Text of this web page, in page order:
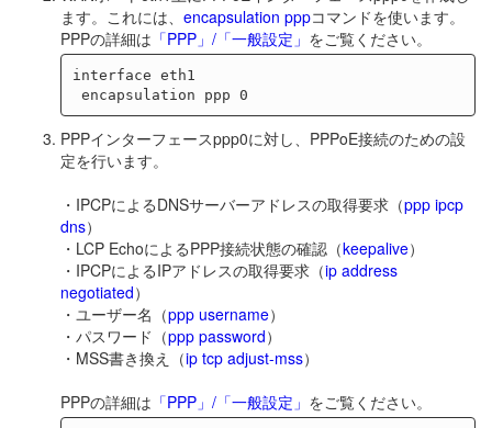
ます。これには、 encapsulation pppコマンドを使います。
PPPの詳細は 「PPP」/「一般設定」 をご覧ください。
interface eth1
PPPインターフェースppp0に対し、PPPoE接続のための設
定を行います。
・IPCPによるDNSサーバーアドレスの取得要求（ppp ipcp
dns）
・LCP EchoによるPPP接続状態の確認（keepalive）
・IPCPによるIPアドレスの取得要求（ip address
negotiated）
・ユーザー名（ppp username）
・パスワード（ppp password）
・MSS書き換え（ip tcp adjust-mss）
PPPの詳細は 「PPP」/「一般設定」 をご覧ください。